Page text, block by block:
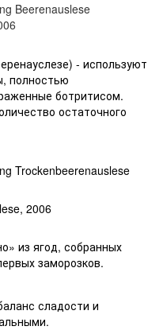
Beerenauslese
- используют
полностью
ботритисом.
остаточного
Trockenbeerenauslese
2006
из ягод, собранных
заморозков.
сладости и